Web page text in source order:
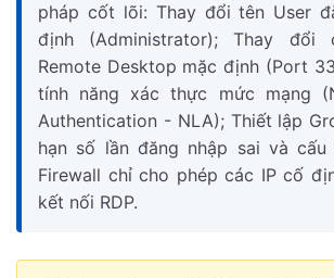
pháp cốt lõi: Thay đổi tên User
định (Administrator); Thay đổi
Remote Desktop mặc định (Port
tính năng xác thực mức mạng
Authentication - NLA); Thiết lập
hạn số lần đăng nhập sai và cấu
Firewall chỉ cho phép các IP cố
kết nối RDP.